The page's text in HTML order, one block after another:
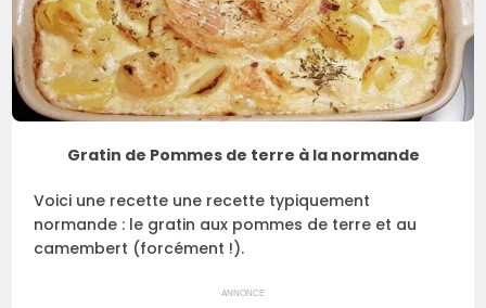
Gratin de Pommes de terre à la normande
Voici une recette une recette typiquement
normande : le gratin aux pommes de terre et au
camembert (forcément !).
ANNONCE